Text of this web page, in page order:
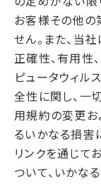
お客様その他
せん。また、当
正確性、有用性
ピュータウィル
全性に関し、一
用規約の変更お
るいかなる損害
リンクを通じて
ついて、いかな